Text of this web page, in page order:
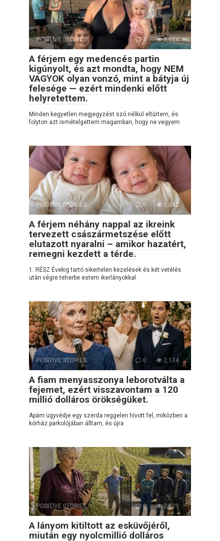
POSITIVE STORIES 0 3,004
A férjem egy medencés partin
kigúnyolt, és azt mondta, hogy NEM
VAGYOK olyan vonzó, mint a bátyja új
felesége — ezért mindenki előtt
helyretettem.
Minden kegyetlen megjegyzést szó nélkül eltűrtem, és
folyton azt ismételgettem magamban, hogy ne vegyem
POSITIVE STORIES 0 3,042
A férjem néhány nappal az ikreink
tervezett császármetszése előtt
elutazott nyaralni – amikor hazatért,
remegni kezdett a térde.
1. RÉSZ Évekig tartó sikertelen kezelések és két vetélés
után végre teherbe estem ikerlányokkal.
POSITIVE STORIES 0 2,174
A fiam menyasszonya leborotválta a
fejemet, ezért visszavontam a 120
millió dolláros örökségüket.
Apám ügyvédje egy szerda reggelen hívott fel, miközben a
kórház parkolójában álltam, és újra
POSITIVE STORIES 0 2,829
A lányom kitiltott az esküvőjéről,
miután egy nyolcmillió dolláros